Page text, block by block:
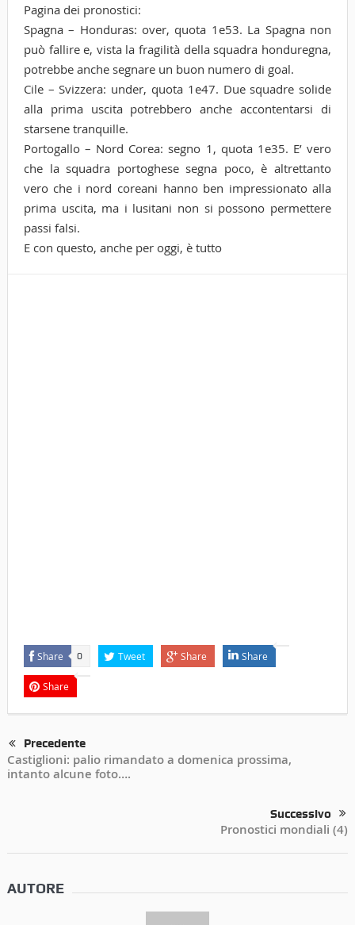
Pagina dei pronostici:
Spagna – Honduras: over, quota 1e53. La Spagna non
può fallire e, vista la fragilità della squadra honduregna,
potrebbe anche segnare un buon numero di goal.
Cile – Svizzera: under, quota 1e47. Due squadre solide
alla prima uscita potrebbero anche accontentarsi di
starsene tranquille.
Portogallo – Nord Corea: segno 1, quota 1e35. E’ vero
che la squadra portoghese segna poco, è altrettanto
vero che i nord coreani hanno ben impressionato alla
prima uscita, ma i lusitani non si possono permettere
passi falsi.
E con questo, anche per oggi, è tutto
Share 0 Tweet Share Share
Share
Precedente
Castiglioni: palio rimandato a domenica prossima,
intanto alcune foto….
Successivo
Pronostici mondiali (4)
AUTORE